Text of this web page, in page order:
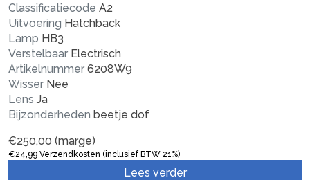
Classificatiecode A2
Uitvoering Hatchback
Lamp HB3
Verstelbaar Electrisch
Artikelnummer 6208W9
Wisser Nee
Lens Ja
Bijzonderheden beetje dof
€250,00 (marge)
€24,99 Verzendkosten (inclusief BTW 21%)
Lees verder